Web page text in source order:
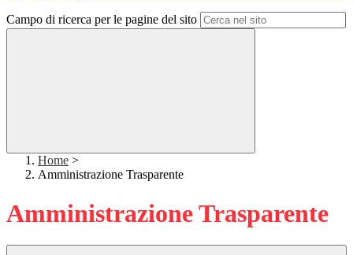
Campo di ricerca per le pagine del sito
Home >
Amministrazione Trasparente
Amministrazione Trasparente